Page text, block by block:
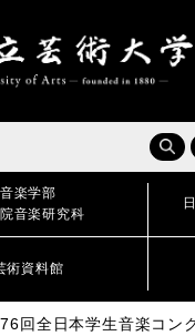
音楽学部
音楽研究科
術資料館
回全日本学生音楽コン